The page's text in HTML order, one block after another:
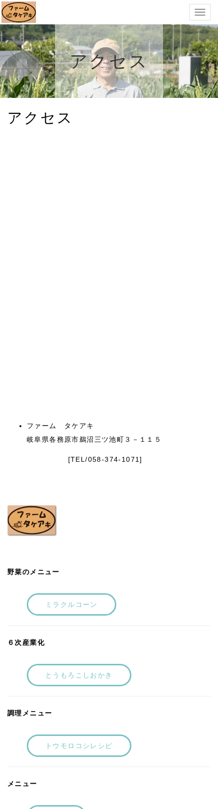
アクセス
アクセス
ファーム タケアキ
岐阜県各務原市鵜沼三ツ池町３－１１５
[TEL/058-374-1071]
野菜のメニュー
ミラクルコーン
６次産業化
とうもろこしおかき
調理メニュー
トウモロコシレシピ
メニュー